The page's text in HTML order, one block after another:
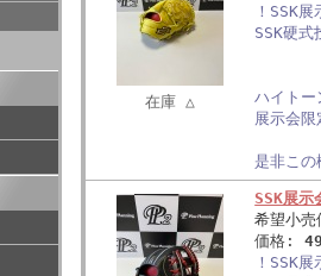
在庫 △
！SSK
SSK硬式
ハイトー
展示会
是非こ
SSK展
希望小
価格:
！SSK